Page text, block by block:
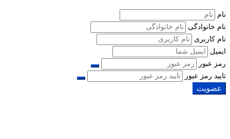
دانشجو
نام
نام خانوادگی
نام کاربری
ایمیل
رمز عبور
تایید رمز عبور
عضویت